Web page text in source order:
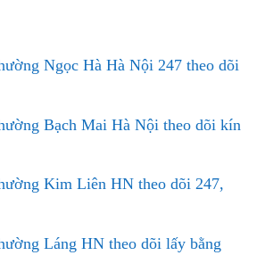
Ngọc Hà Hà Nội 247 theo dõi
Bạch Mai Hà Nội theo dõi kín
Kim Liên HN theo dõi 247,
Láng HN theo dõi lấy bằng